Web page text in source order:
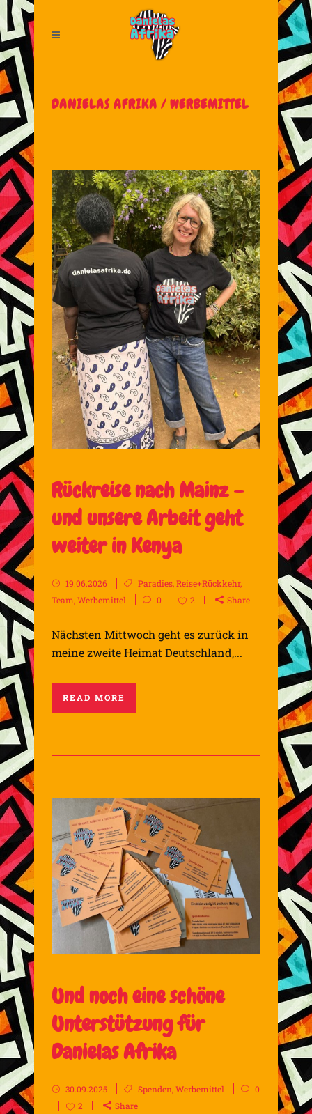
DANIELAS AFRIKA / WERBEMITTEL
Rückreise nach Mainz –
und unsere Arbeit geht
weiter in Kenya
19.06.2026 Paradies,Reise+Rückkehr,
Team,Werbemittel 0 2 Share
Nächsten Mittwoch geht es zurück in
meine zweite Heimat Deutschland,...
READ MORE
Und noch eine schöne
Unterstützung für
Danielas Afrika
30.09.2025 Spenden,Werbemittel
0
2
Share